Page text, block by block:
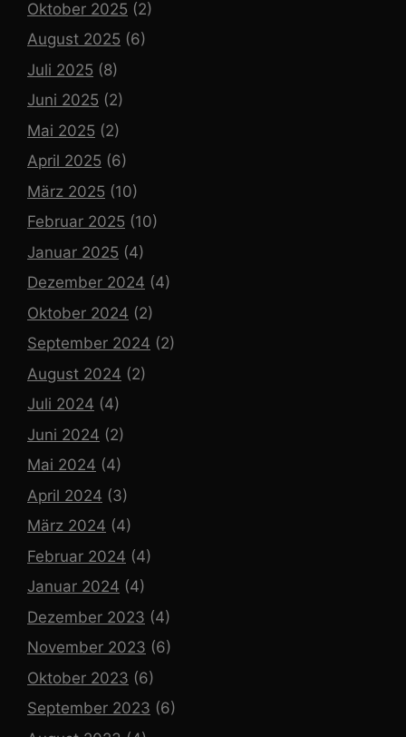
Oktober 2025 (2)
August 2025 (6)
Juli 2025 (8)
Juni 2025 (2)
Mai 2025 (2)
April 2025 (6)
März 2025 (10)
Februar 2025 (10)
Januar 2025 (4)
Dezember 2024 (4)
Oktober 2024 (2)
September 2024 (2)
August 2024 (2)
Juli 2024 (4)
Juni 2024 (2)
Mai 2024 (4)
April 2024 (3)
März 2024 (4)
Februar 2024 (4)
Januar 2024 (4)
Dezember 2023 (4)
November 2023 (6)
Oktober 2023 (6)
September 2023 (6)